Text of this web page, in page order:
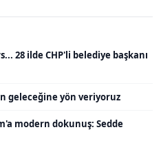
28 ilde CHP'li belediye başkanı
geleceğine yön veriyoruz
modern dokunuş: Sedde